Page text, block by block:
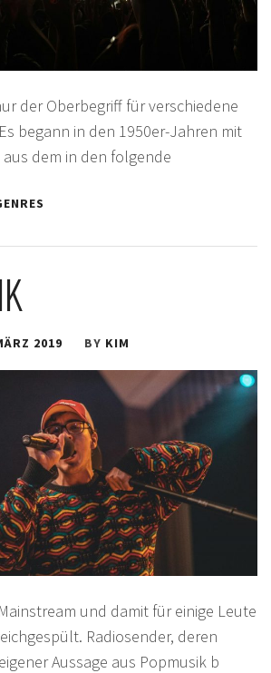
der Oberbegriff für verschiedene
begann in den 1950er-Jahren mit
aus dem in den folgende
2019 BY KIM
und damit für einige Leute
Radiosender, deren
Aussage aus Popmusik b